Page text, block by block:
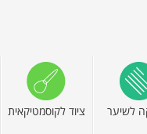
לשיער ציוד לקוסמטיקאית